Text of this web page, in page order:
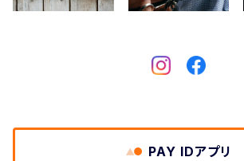
PAY IDアプリ